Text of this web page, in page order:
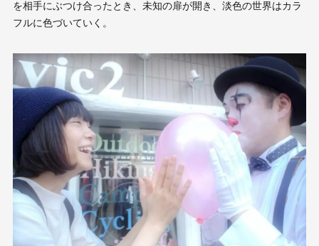
を相手にぶつけ合ったとき、未知の扉が開き、淡色の世界はカラ
フルに色づいていく。